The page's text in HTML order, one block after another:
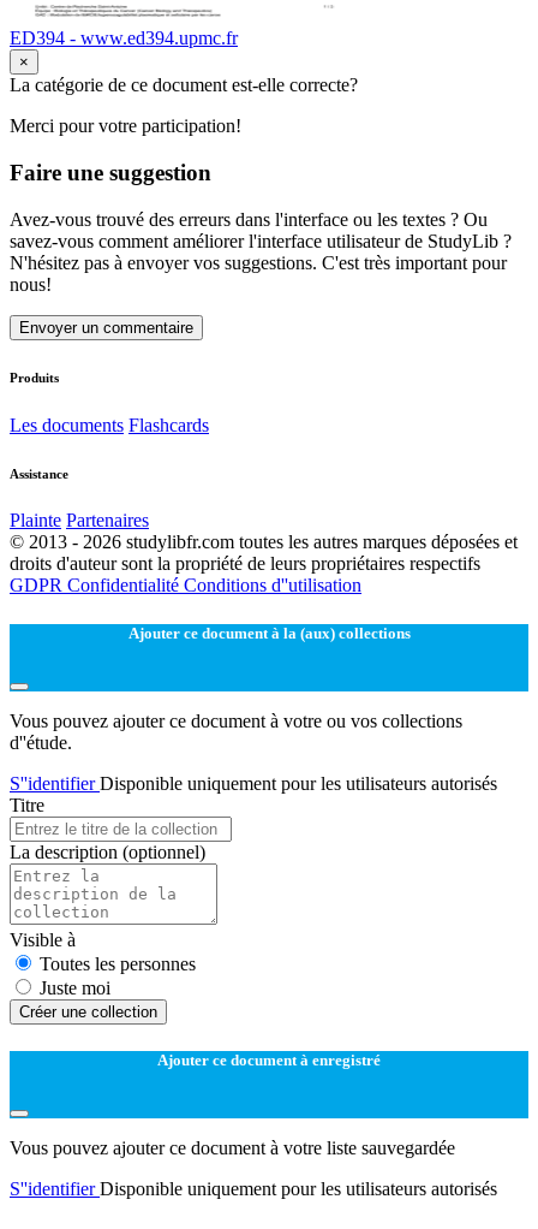
ED394 - www.ed394.upmc.fr
×
La catégorie de ce document est-elle correcte?
Merci pour votre participation!
Faire une suggestion
Avez-vous trouvé des erreurs dans l'interface ou les textes ? Ou
savez-vous comment améliorer l'interface utilisateur de StudyLib ?
N'hésitez pas à envoyer vos suggestions. C'est très important pour
nous!
Envoyer un commentaire
Produits
Les documents Flashcards
Assistance
Plainte Partenaires
© 2013 - 2026 studylibfr.com toutes les autres marques déposées et
droits d'auteur sont la propriété de leurs propriétaires respectifs
GDPR Confidentialité Conditions d''utilisation
Ajouter ce document à la (aux) collections
Vous pouvez ajouter ce document à votre ou vos collections
d''étude.
S''identifierDisponible uniquement pour les utilisateurs autorisés
Titre
La description (optionnel)
Visible à
Toutes les personnes
Juste moi
Créer une collection
Ajouter ce document à enregistré
Vous pouvez ajouter ce document à votre liste sauvegardée
S''identifierDisponible uniquement pour les utilisateurs autorisés